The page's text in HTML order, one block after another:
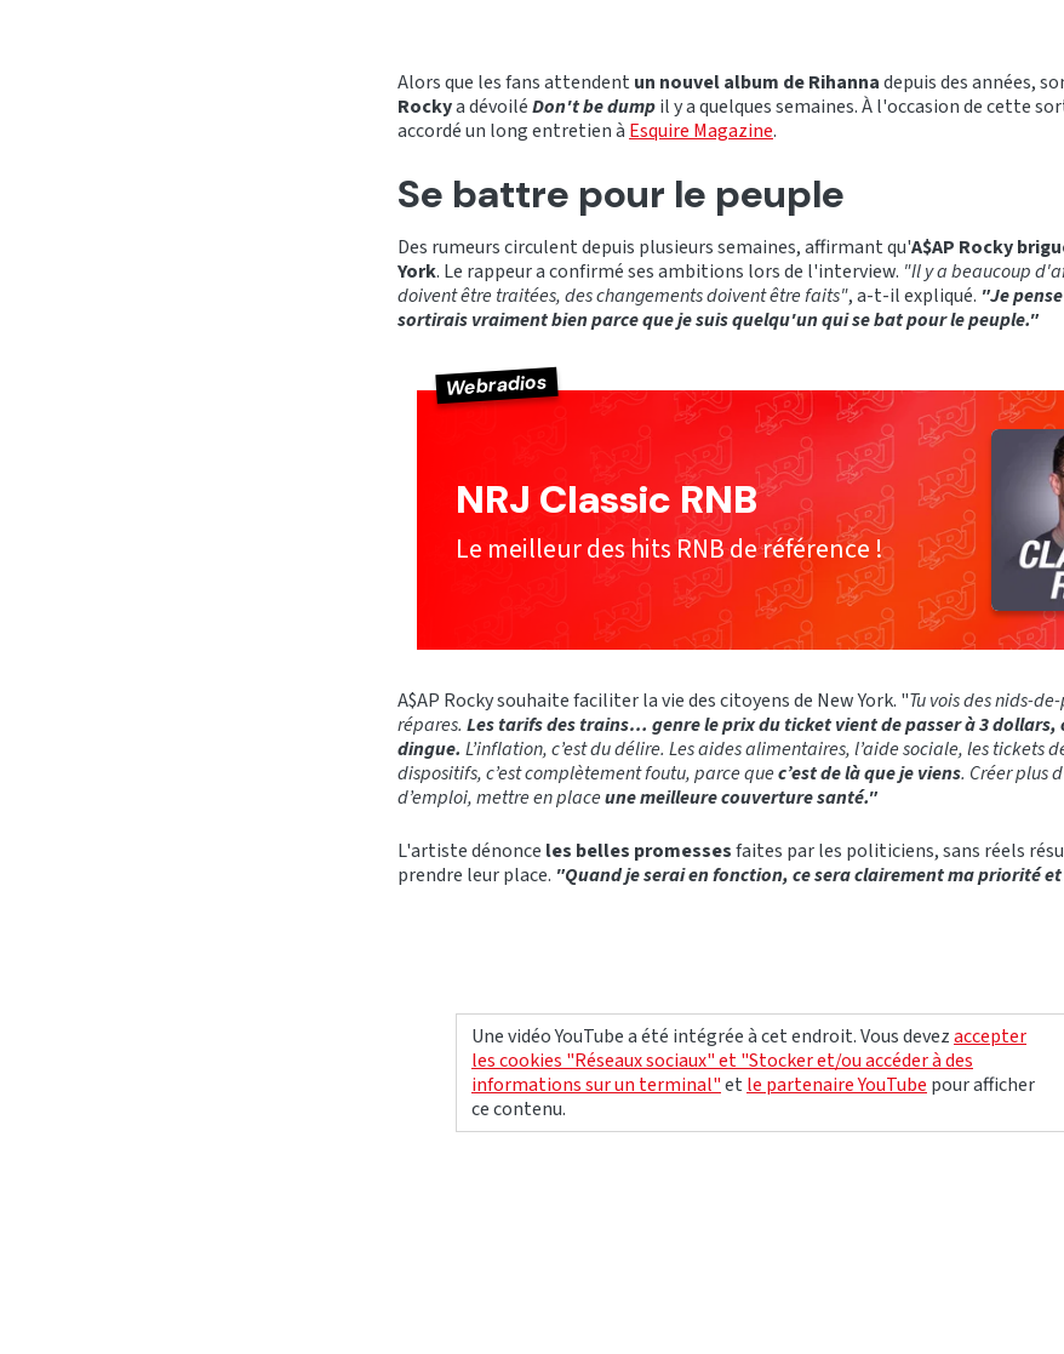
Alors que les fans attendent un nouvel album de Rihannadepuis des années,
Rockya dévoiléDon't be dumpil y a quelques semaines. À l'occasion de cette
accordé un long entretien à Esquire Magazine.
Se battre pour le peuple
Des rumeurs circulent depuis plusieurs semaines, affirmant qu'A$AP Rocky
York. Le rappeur a confirmé ses ambitions lors de l'interview. "Il y a beaucoup
doivent être traitées, des changements doivent être faits", a-t-il expliqué. "Je
sortirais vraiment bien parce que je suis quelqu'un qui se bat pour le peuple."
Webradios
NRJ Classic RNB
Le meilleur des hits RNB de référence !
A$AP Rocky souhaite faciliter la vie des citoyens de New York. "Tu vois des nids-
répares. Les tarifs des trains… genre le prix du ticket vient de passer à 3 dollars,
dingue. L’inflation, c’est du délire. Les aides alimentaires, l’aide sociale, les tickets
dispositifs, c’est complètement foutu, parce quec’est de là que je viens. Créer plus
d’emploi, mettre en placeune meilleure couverture santé."
L'artiste dénonce les belles promessesfaites par les politiciens, sans réels
prendre leur place. "Quand je serai en fonction, ce sera clairement ma priorité
Une vidéo YouTube a été intégrée à cet endroit. Vous devezaccepter
les cookies "Réseaux sociaux" et "Stocker et/ou accéder à des
informations sur un terminal"et le partenaire YouTube pour afficher
ce contenu.